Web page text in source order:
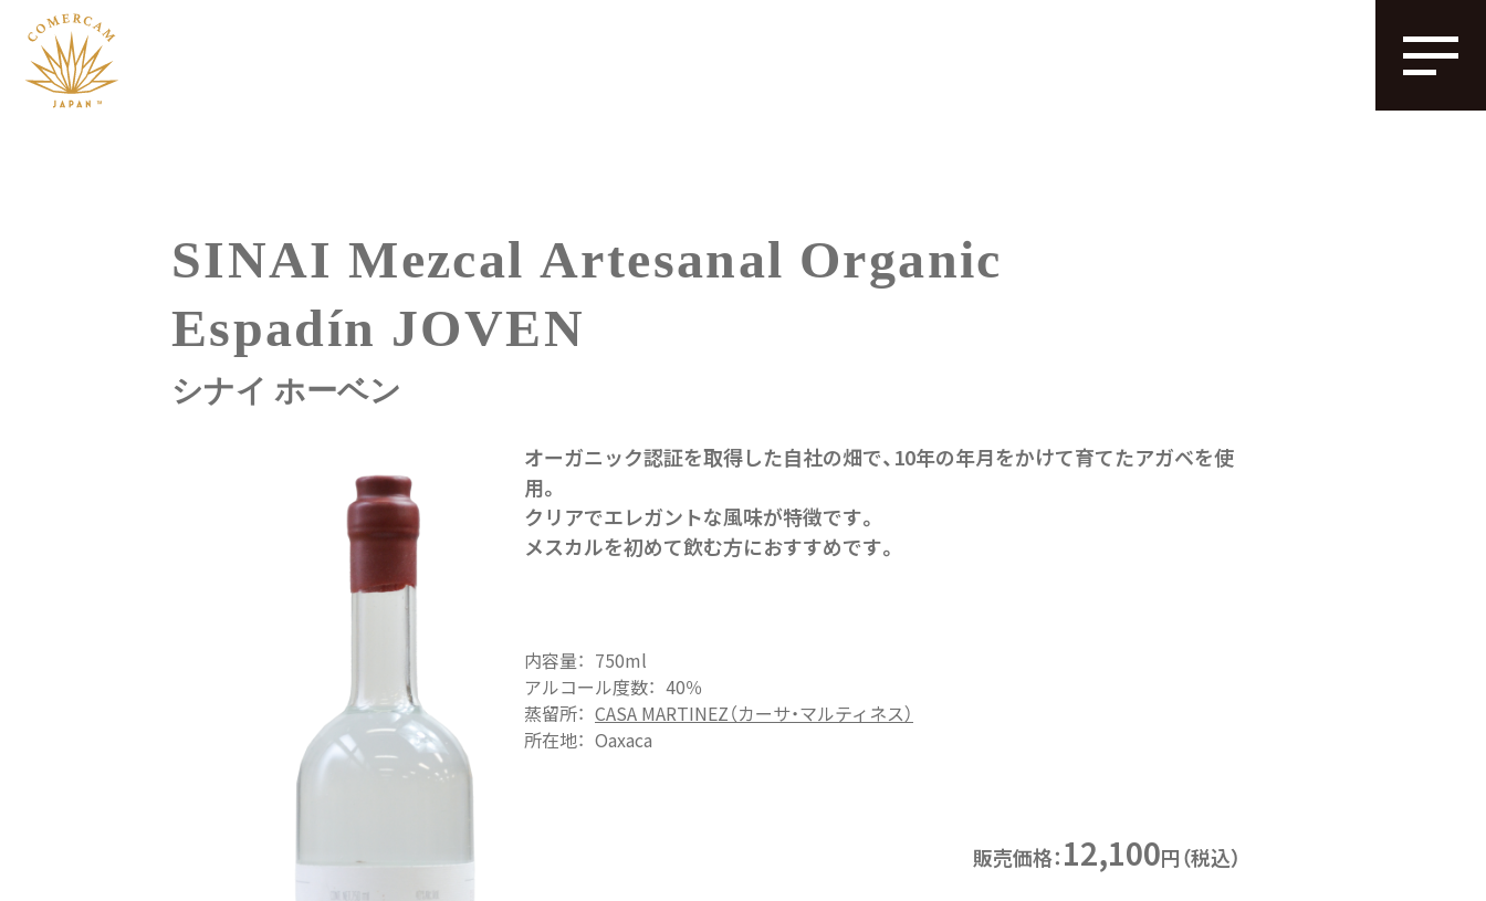
content
SINAI Mezcal Artesanal Organic
Espadín JOVEN
シナイ ホーベン
オーガニック認証を取得した自社の畑で、10年の年月をかけて育てたアガベを使
用。
クリアでエレガントな風味が特徴です。
メスカルを初めて飲む方におすすめです。
内容量： 750ml
アルコール度数： 40％
蒸留所： CASA MARTINEZ（カーサ・マルティネス）
所在地： Oaxaca
販売価格：12,100円（税込）